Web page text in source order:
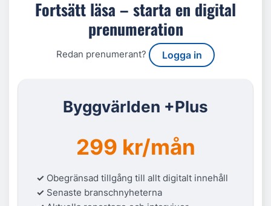
Fortsätt läsa – starta en digital
prenumeration
Redan prenumerant? Logga in
Byggvärlden +Plus
299 kr/mån
✓ Obegränsad tillgång till allt digitalt innehåll
✓ Senaste branschnyheterna